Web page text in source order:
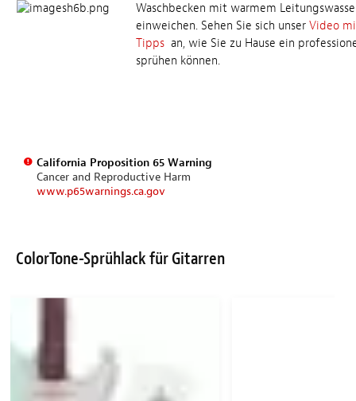
Waschbecken mit warmem
einweichen. Sehen Sie sich unser Video
Tipps an, wie Sie zu Hause ein
sprühen können.
California Proposition 65 Warning
Cancer and Reproductive Harm
www.p65warnings.ca.gov
ColorTone-Sprühlack für Gitarren